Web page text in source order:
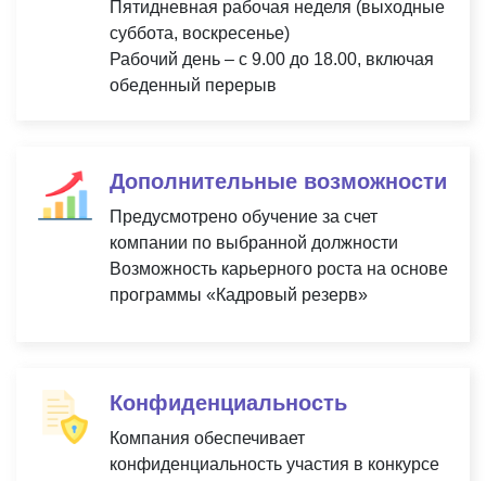
Пятидневная рабочая неделя (выходные
суббота, воскресенье)
Рабочий день – с 9.00 до 18.00, включая
обеденный перерыв
Дополнительные возможности
Предусмотрено обучение за счет
компании по выбранной должности
Возможность карьерного роста на основе
программы «Кадровый резерв»
Конфиденциальность
Компания обеспечивает
конфиденциальность участия в конкурсе